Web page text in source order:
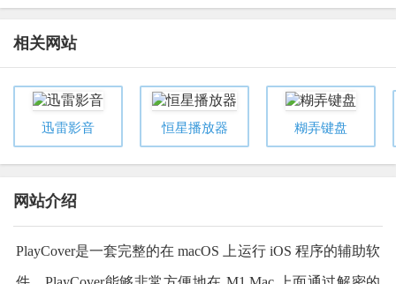
相关网站
迅雷影音 恒星播放器 糊弄键盘
网站介绍
PlayCover是一套完整的在 macOS 上运行 iOS 程序的辅助软